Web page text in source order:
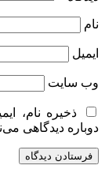
نام
ایمیل
وب‌ سایت
ذخیره نام،
دوباره دیدگاهی